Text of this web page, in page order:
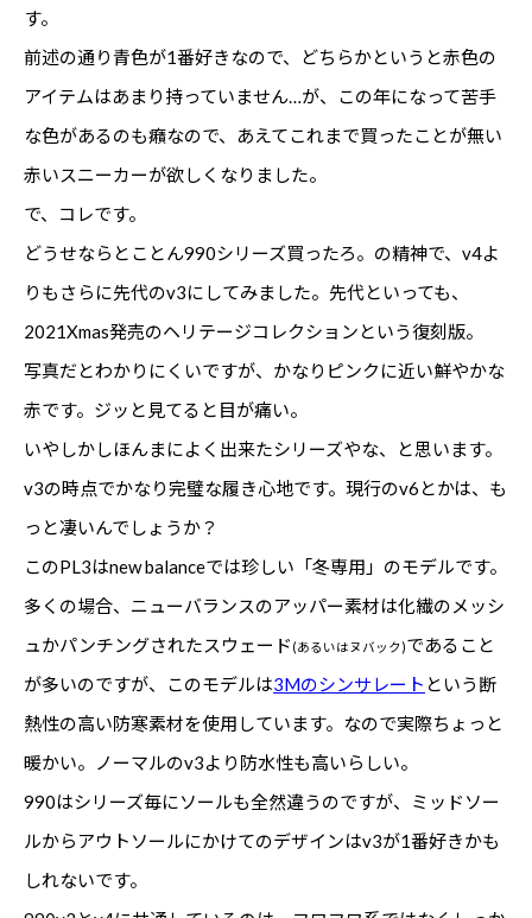
す。
前述の通り青色が1番好きなので、どちらかというと赤色の
アイテムはあまり持っていません…が、この年になって苦手
な色があるのも癪なので、あえてこれまで買ったことが無い
赤いスニーカーが欲しくなりました。
で、コレです。
どうせならとことん990シリーズ買ったろ。の精神で、v4よ
りもさらに先代のv3にしてみました。先代といっても、
2021Xmas発売のヘリテージコレクションという復刻版。
写真だとわかりにくいですが、かなりピンクに近い鮮やかな
赤です。ジッと見てると目が痛い。
いやしかしほんまによく出来たシリーズやな、と思います。
v3の時点でかなり完璧な履き心地です。現行のv6とかは、も
っと凄いんでしょうか？
このPL3はnew balanceでは珍しい「冬専用」のモデルです。
多くの場合、ニューバランスのアッパー素材は化繊のメッシ
ュかパンチングされたスウェード (あるいはヌバック)であること
が多いのですが、このモデルは3Mのシンサレート という断
熱性の高い防寒素材を使用しています。なので実際ちょっと
暖かい。ノーマルのv3より防水性も高いらしい。
990はシリーズ毎にソールも全然違うのですが、ミッドソー
ルからアウトソールにかけてのデザインはv3が1番好きかも
しれないです。